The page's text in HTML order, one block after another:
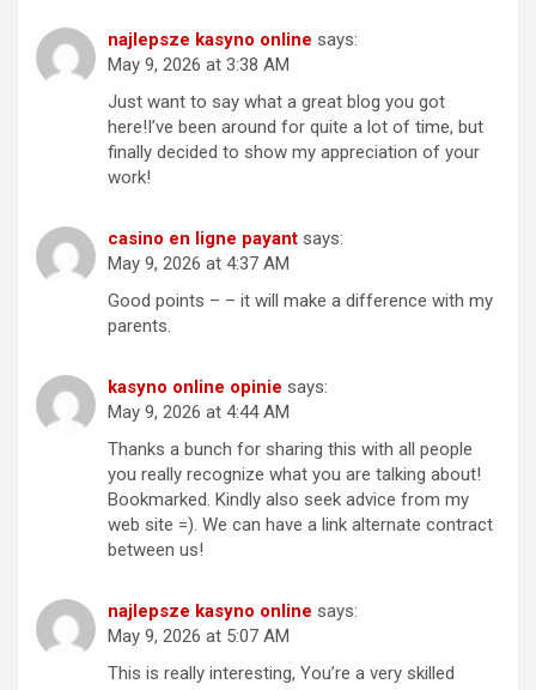
najlepsze kasyno online says:
May 9, 2026 at 3:38 AM
Just want to say what a great blog you got
here!I’ve been around for quite a lot of time, but
finally decided to show my appreciation of your
work!
casino en ligne payant says:
May 9, 2026 at 4:37 AM
Good points – – it will make a difference with my
parents.
kasyno online opinie says:
May 9, 2026 at 4:44 AM
Thanks a bunch for sharing this with all people
you really recognize what you are talking about!
Bookmarked. Kindly also seek advice from my
web site =). We can have a link alternate contract
between us!
najlepsze kasyno online says:
May 9, 2026 at 5:07 AM
This is really interesting, You’re a very skilled